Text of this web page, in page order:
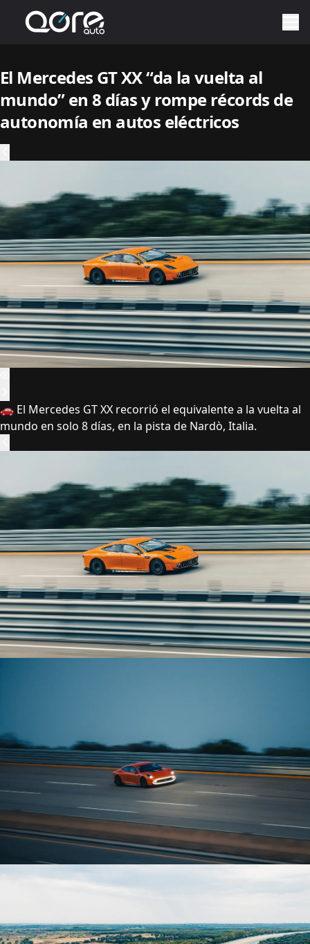
El Mercedes GT XX “da la vuelta al
mundo” en 8 días y rompe récords de
autonomía en autos eléctricos
🚗 El Mercedes GT XX recorrió el equivalente a la vuelta al
mundo en solo 8 días, en la pista de Nardò, Italia.